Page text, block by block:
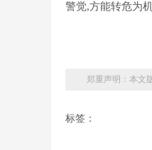
警觉,方能转危为机
郑重声明：本文
标签：